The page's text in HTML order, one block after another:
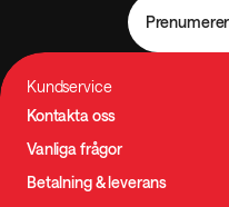
Kundservice
Kontakta oss
Vanliga frågor
Betalning & leverans